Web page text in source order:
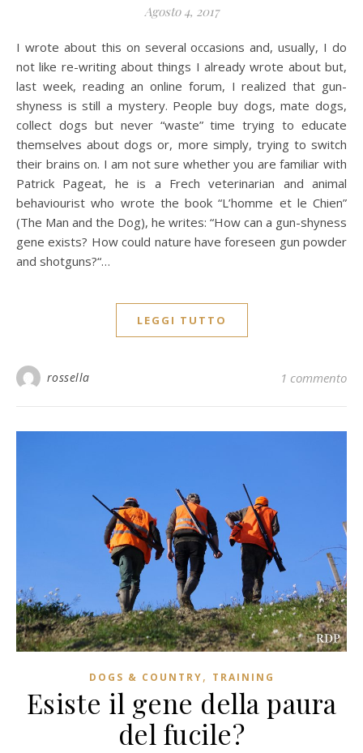
Agosto 4, 2017
I wrote about this on several occasions and, usually, I do
not like re-writing about things I already wrote about but,
last week, reading an online forum, I realized that gun-
shyness is still a mystery. People buy dogs, mate dogs,
collect dogs but never “waste” time trying to educate
themselves about dogs or, more simply, trying to switch
their brains on. I am not sure whether you are familiar with
Patrick Pageat, he is a Frech veterinarian and animal
behaviourist who wrote the book “L’homme et le Chien”
(The Man and the Dog), he writes: “How can a gun-shyness
gene exists? How could nature have foreseen gun powder
and shotguns?“…
LEGGI TUTTO
rossella 1 commento
DOGS & COUNTRY, TRAINING
Esiste il gene della paura
del fucile?